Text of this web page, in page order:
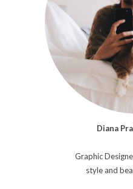
Diana
Graphic
style and